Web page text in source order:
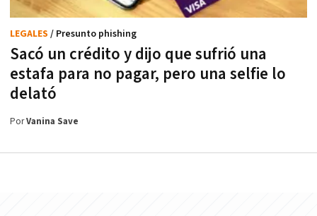
Sacó un crédito y dijo que sufrió una
estafa para no pagar, pero una selfie lo
delató
LEGALES / Presunto phishing
PorVanina Save